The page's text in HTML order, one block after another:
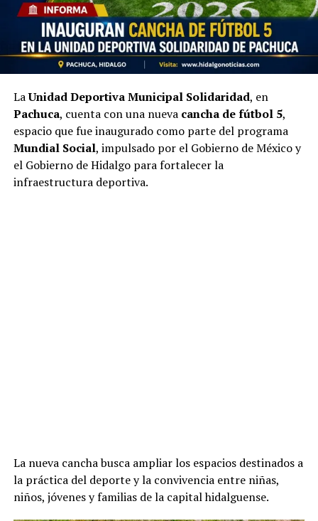
LaUnidad Deportiva Municipal Solidaridad, en
Pachuca, cuenta con una nueva cancha de fútbol 5,
espacio que fue inaugurado como parte del programa
Mundial Social, impulsado por el Gobierno de México y
el Gobierno de Hidalgo para fortalecer la
infraestructura deportiva.
La nueva cancha busca ampliar los espacios destinados a
la práctica del deporte y la convivencia entre niñas,
niños, jóvenes y familias de la capital hidalguense.